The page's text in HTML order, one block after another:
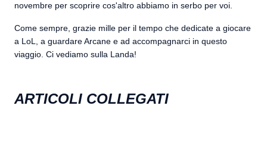
novembre per scoprire cos'altro abbiamo in serbo per voi.
Come sempre, grazie mille per il tempo che dedicate a giocare
a LoL, a guardare Arcane e ad accompagnarci in questo
viaggio. Ci vediamo sulla Landa!
ARTICOLI COLLEGATI